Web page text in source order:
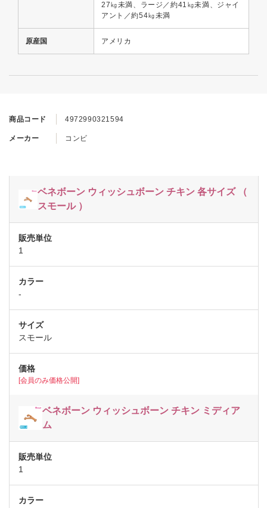
商品コード 4972990321594
メーカー コンビ
ベネボーン ウィッシュボーン チキン 各サイズ （
スモール ）
1
-
スモール
[会員のみ価格公開]
ベネボーン ウィッシュボーン チキン ミディア
ム
1
27㎏未満、ラージ／約41㎏未満、ジャイ
アント／約54㎏未満
原産国 アメリカ